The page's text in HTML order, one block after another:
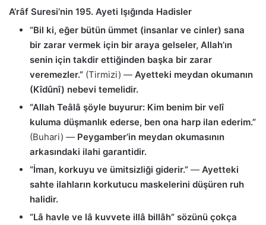
A’râf Suresi’nin 195. Ayeti Işığında Hadisler
“Bil ki, eğer bütün ümmet (insanlar ve cinler) sana
bir zarar vermek için bir araya gelseler, Allah’ın
senin için takdir ettiğinden başka bir zarar
veremezler.” (Tirmizi) — Ayetteki meydan okumanın
(Kîdûnî) nebevi temelidir.
“Allah Teâlâ şöyle buyurur: Kim benim bir velî
kuluma düşmanlık ederse, ben ona harp ilan ederim.”
(Buhari) — Peygamber’in meydan okumasının
arkasındaki ilahi garantidir.
“İman, korkuyu ve ümitsizliği giderir.” — Ayetteki
sahte ilahların korkutucu maskelerini düşüren ruh
halidir.
“Lâ havle ve lâ kuvvete illâ billâh” sözünü çokça